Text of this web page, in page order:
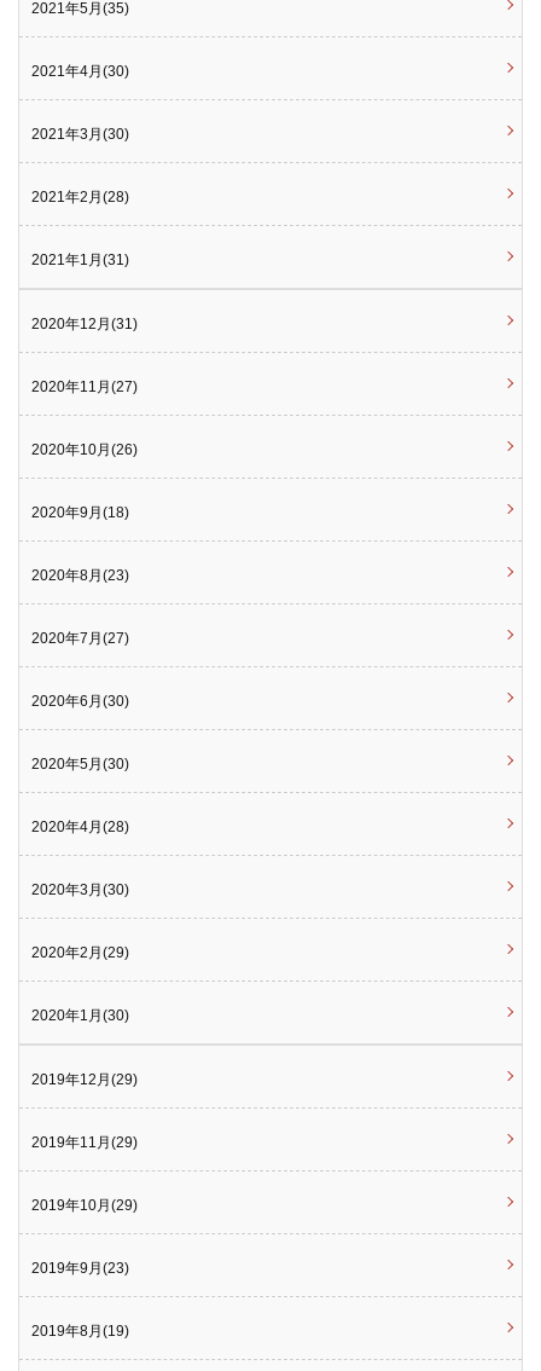
2021年5月(35)
2021年4月(30)
2021年3月(30)
2021年2月(28)
2021年1月(31)
2020年12月(31)
2020年11月(27)
2020年10月(26)
2020年9月(18)
2020年8月(23)
2020年7月(27)
2020年6月(30)
2020年5月(30)
2020年4月(28)
2020年3月(30)
2020年2月(29)
2020年1月(30)
2019年12月(29)
2019年11月(29)
2019年10月(29)
2019年9月(23)
2019年8月(19)